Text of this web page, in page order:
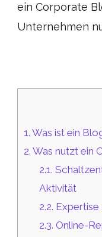
ein Corporate
Unternehmen
1. Was ist ein
2. Was nutzt ein
2.1.
Aktivität
2.2. Expertise
2.3. Online-